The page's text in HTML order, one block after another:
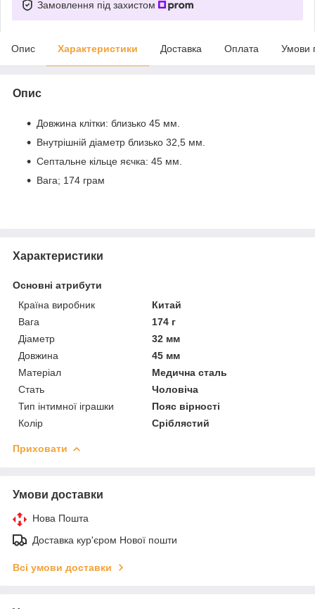
Замовлення під захистом
Опис Характеристики Доставка Оплата Умови
Опис
Довжина клітки: близько 45 мм.
Внутрішній діаметр близько 32,5 мм.
Септальне кільце яєчка: 45 мм.
Вага; 174 грам
Характеристики
Основні атрибути
Країна виробник
Китай
Вага
174 г
Діаметр
32 мм
Довжина
45 мм
Матеріал
Медична сталь
Стать
Чоловіча
Тип інтимної іграшки
Пояс вірності
Колір
Сріблястий
Приховати
Умови доставки
Нова Пошта
Доставка кур'єром Нової пошти
Всі умови доставки